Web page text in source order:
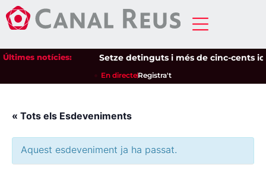
Últimes notícies: Setze detinguts i més de cinc-cents
En directeRegistra't
« Tots els Esdeveniments
Aquest esdeveniment ja ha passat.